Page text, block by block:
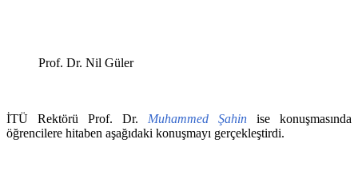
Prof. Dr. Nil Güler
İTÜ Rektörü Prof. Dr. Muhammed Şahin ise konuşmasında
öğrencilere hitaben aşağıdaki konuşmayı gerçekleştirdi.